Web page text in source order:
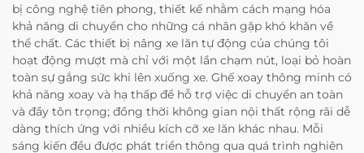
bị công nghệ tiên phong, thiết kế nhằm cách mạng hóa
khả năng di chuyển cho những cá nhân gặp khó khăn về
thể chất. Các thiết bị nâng xe lăn tự động của chúng tôi
hoạt động mượt mà chỉ với một lần chạm nút, loại bỏ hoàn
toàn sự gắng sức khi lên xuống xe. Ghế xoay thông minh có
khả năng xoay và hạ thấp để hỗ trợ việc di chuyển an toàn
và đầy tôn trọng; đồng thời không gian nội thất rộng rãi dễ
dàng thích ứng với nhiều kích cỡ xe lăn khác nhau. Mỗi
sáng kiến đều được phát triển thông qua quá trình nghiên